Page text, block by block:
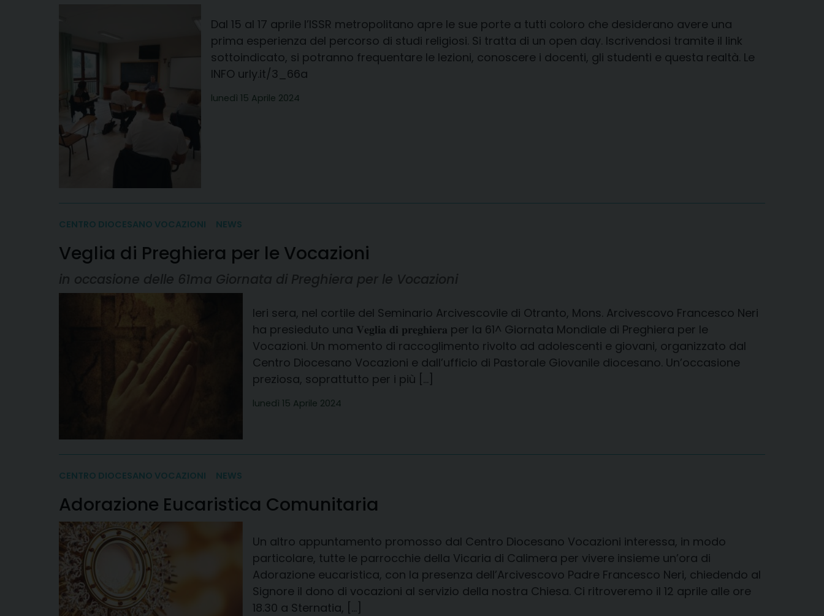
Dal 15 al 17 aprile l’ISSR metropolitano apre le sue porte a tutti coloro che desiderano avere una
prima esperienza del percorso di studi religiosi. Si tratta di un open day. Iscrivendosi tramite il link
sottoindicato, si potranno frequentare le lezioni, conoscere i docenti, gli studenti e questa realtà. Le
INFO urly.it/3_66a
lunedì 15 Aprile 2024
CENTRO DIOCESANO VOCAZIONI NEWS
Veglia di Preghiera per le Vocazioni
in occasione delle 61ma Giornata di Preghiera per le Vocazioni
Ieri sera, nel cortile del Seminario Arcivescovile di Otranto, Mons. Arcivescovo Francesco Neri
ha presieduto una 𝐕𝐞𝐠𝐥𝐢𝐚 𝐝𝐢 𝐩𝐫𝐞𝐠𝐡𝐢𝐞𝐫𝐚 per la 61^ Giornata Mondiale di Preghiera per le
Vocazioni. Un momento di raccoglimento rivolto ad adolescenti e giovani, organizzato dal
Centro Diocesano Vocazioni e dall’ufficio di Pastorale Giovanile diocesano. Un’occasione
preziosa, soprattutto per i più […]
lunedì 15 Aprile 2024
CENTRO DIOCESANO VOCAZIONI NEWS
Adorazione Eucaristica Comunitaria
Un altro appuntamento promosso dal Centro Diocesano Vocazioni interessa, in modo
particolare, tutte le parrocchie della Vicaria di Calimera per vivere insieme un’ora di
Adorazione eucaristica, con la presenza dell’Arcivescovo Padre Francesco Neri, chiedendo al
Signore il dono di vocazioni al servizio della nostra Chiesa. Ci ritroveremo il 12 aprile alle ore
18.30 a Sternatia, […]